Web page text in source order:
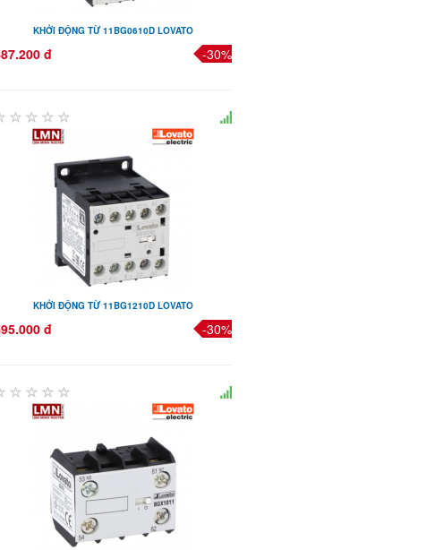
KHỞI ĐỘNG TỪ 11BG0610D LOVATO
đ -30%
KHỞI ĐỘNG TỪ 11BG1210D LOVATO
đ -30%